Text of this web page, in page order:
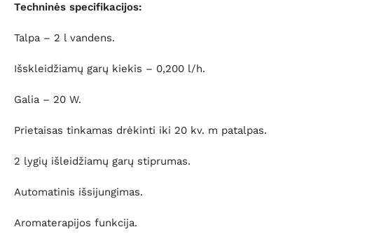
Techninės specifikacijos:
Talpa – 2 l vandens.
Išskleidžiamų garų kiekis – 0,200 l/h.
Galia – 20 W.
Prietaisas tinkamas drėkinti iki 20 kv. m patalpas.
2 lygių išleidžiamų garų stiprumas.
Automatinis išsijungimas.
Aromaterapijos funkcija.